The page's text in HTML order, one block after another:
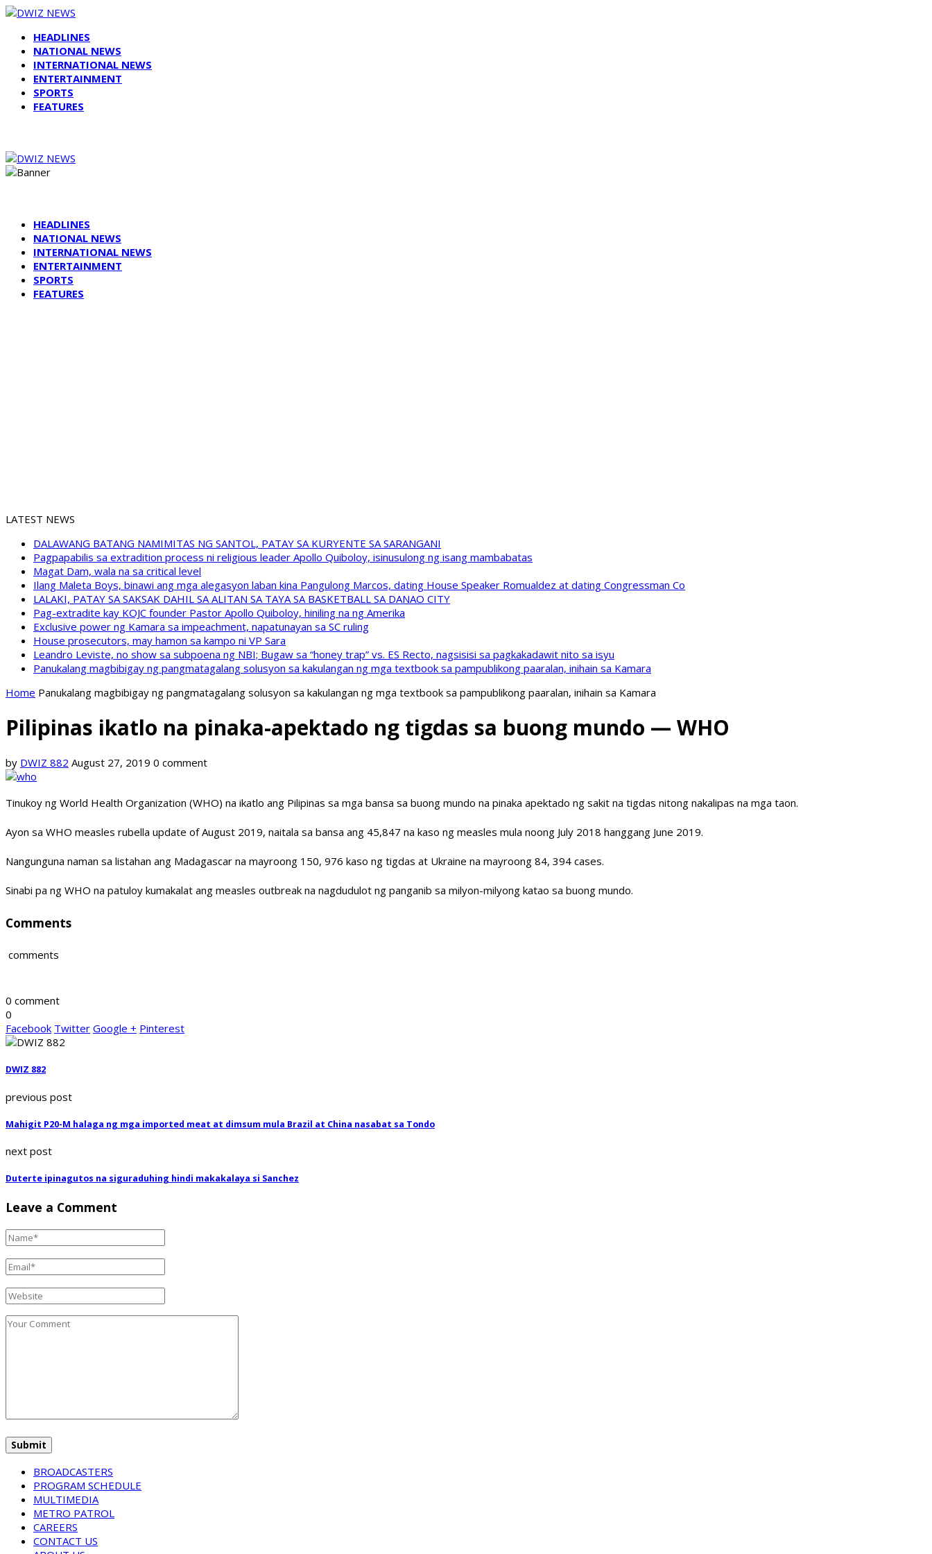
HEADLINES
NATIONAL NEWS
INTERNATIONAL NEWS
ENTERTAINMENT
SPORTS
FEATURES
HEADLINES
NATIONAL NEWS
INTERNATIONAL NEWS
ENTERTAINMENT
SPORTS
FEATURES
LATEST NEWS
DALAWANG BATANG NAMIMITAS NG SANTOL, PATAY SA KURYENTE SA SARANGANI
Pagpapabilis sa extradition process ni religious leader Apollo Quiboloy, isinusulong ng isang mambabatas
Magat Dam, wala na sa critical level
Ilang Maleta Boys, binawi ang mga alegasyon laban kina Pangulong Marcos, dating House Speaker Romualdez at dating Congressman Co
LALAKI, PATAY SA SAKSAK DAHIL SA ALITAN SA TAYA SA BASKETBALL SA DANAO CITY
Pag-extradite kay KOJC founder Pastor Apollo Quiboloy, hiniling na ng Amerika
Exclusive power ng Kamara sa impeachment, napatunayan sa SC ruling
House prosecutors, may hamon sa kampo ni VP Sara
Leandro Leviste, no show sa subpoena ng NBI; Bugaw sa “honey trap” vs. ES Recto, nagsisisi sa pagkakadawit nito sa isyu
Panukalang magbibigay ng pangmatagalang solusyon sa kakulangan ng mga textbook sa pampublikong paaralan, inihain sa Kamara
Home Panukalang magbibigay ng pangmatagalang solusyon sa kakulangan ng mga textbook sa pampublikong paaralan, inihain sa Kamara
Pilipinas ikatlo na pinaka-apektado ng tigdas sa buong mundo — WHO
by DWIZ 882 August 27, 2019 0 comment
Tinukoy ng World Health Organization (WHO) na ikatlo ang Pilipinas sa mga bansa sa buong mundo na pinaka apektado ng sakit na tigdas nitong nakalipas na mga taon.
Ayon sa WHO measles rubella update of August 2019, naitala sa bansa ang 45,847 na kaso ng measles mula noong July 2018 hanggang June 2019.
Nangunguna naman sa listahan ang Madagascar na mayroong 150, 976 kaso ng tigdas at Ukraine na mayroong 84, 394 cases.
Sinabi pa ng WHO na patuloy kumakalat ang measles outbreak na nagdudulot ng panganib sa milyon-milyong katao sa buong mundo.
Comments
comments
0 comment
0
Facebook Twitter Google + Pinterest
DWIZ 882
previous post
Mahigit P20-M halaga ng mga imported meat at dimsum mula Brazil at China nasabat sa Tondo
next post
Duterte ipinagutos na siguraduhing hindi makakalaya si Sanchez
Leave a Comment
BROADCASTERS
PROGRAM SCHEDULE
MULTIMEDIA
METRO PATROL
CAREERS
CONTACT US